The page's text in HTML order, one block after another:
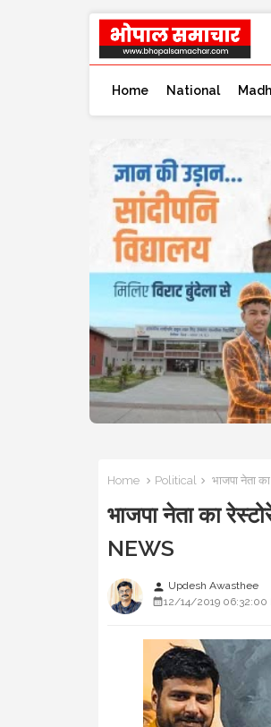
Home National
Home Political भाजपा नेता
भाजपा नेता का
NEWS
person Updesh Awasthee
12/14/2019 06:32:00